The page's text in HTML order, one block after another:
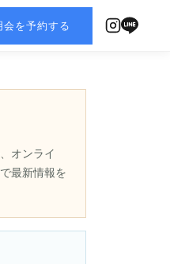
会を予約する
オンライ
最新情報を